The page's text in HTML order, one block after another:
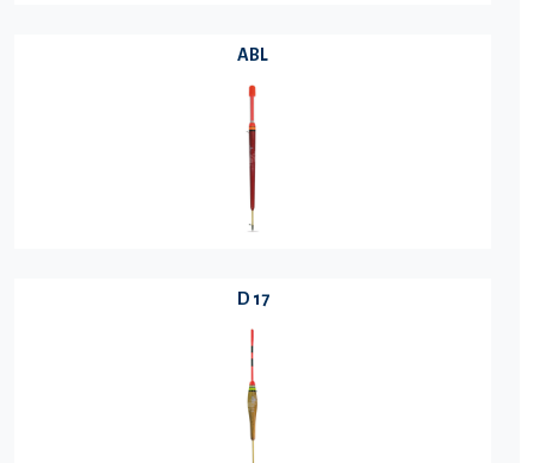
ABL
D 17